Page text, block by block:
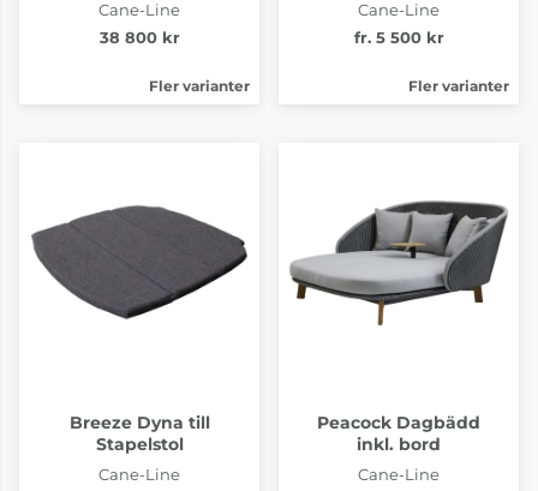
Cane-Line
38 800 kr
Fler varianter
Cane-Line
fr. 5 500 kr
Fler varianter
Breeze Dyna till
Stapelstol
Cane-Line
Peacock Dagbädd
inkl. bord
Cane-Line